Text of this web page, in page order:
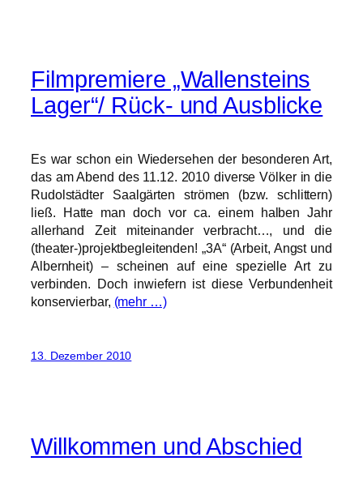
Filmpremiere „Wallensteins
Lager“/ Rück- und Ausblicke
Es war schon ein Wiedersehen der besonderen Art,
das am Abend des 11.12. 2010 diverse Völker in die
Rudolstädter Saalgärten strömen (bzw. schlittern)
ließ. Hatte man doch vor ca. einem halben Jahr
allerhand Zeit miteinander verbracht…, und die
(theater-)projektbegleitenden! „3A“ (Arbeit, Angst und
Albernheit) – scheinen auf eine spezielle Art zu
verbinden. Doch inwiefern ist diese Verbundenheit
konservierbar, (mehr …)
13. Dezember 2010
Willkommen und Abschied